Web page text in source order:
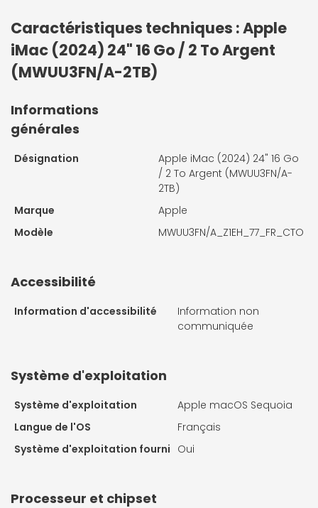
Caractéristiques techniques : Apple
iMac (2024) 24" 16 Go / 2 To Argent
(MWUU3FN/A-2TB)
Informations
générales
Désignation
Apple iMac (2024) 24" 16 Go
/ 2 To Argent (MWUU3FN/A-
2TB)
Marque
Apple
Modèle
MWUU3FN/A_Z1EH_77_FR_CTO
Accessibilité
Information d'accessibilité
Information non
communiquée
Système d'exploitation
Système d'exploitation
Apple macOS Sequoia
Langue de l'OS
Français
Système d'exploitation fourni Oui
Processeur et chipset